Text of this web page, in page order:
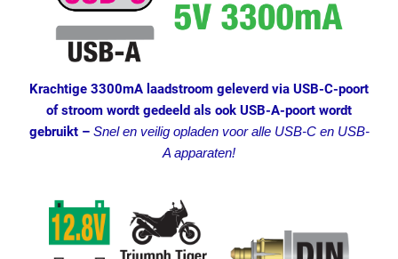
Krachtige 3300mA laadstroom geleverd via USB-C-poort
of stroom wordt gedeeld als ook USB-A-poort wordt
gebruikt – Snel en veilig opladen voor alle USB-C en USB-
A apparaten!